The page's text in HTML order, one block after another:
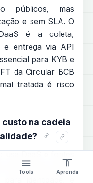
públicos, mas
e sem SLA. O
é a coleta,
e entrega via API
para KYB e
da Circular BCB
tratada é risco
na cadeia
barata para filtrar
Tools Aprenda